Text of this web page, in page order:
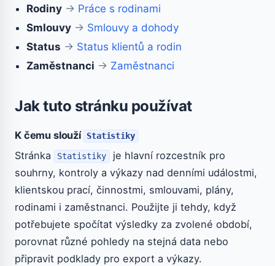
Rodiny → Práce s rodinami
Smlouvy → Smlouvy a dohody
Status → Status klientů a rodin
Zaměstnanci → Zaměstnanci
Jak tuto stránku používat
K čemu slouží Statistiky
Stránka Statistiky
je hlavní rozcestník pro
souhrny, kontroly a výkazy nad denními událostmi,
klientskou prací, činnostmi, smlouvami, plány,
rodinami i zaměstnanci. Použijte ji tehdy, když
potřebujete spočítat výsledky za zvolené období,
porovnat různé pohledy na stejná data nebo
připravit podklady pro export a výkazy.